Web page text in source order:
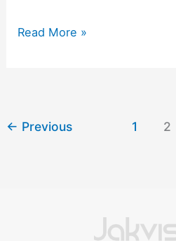
Read More »
← Previous 1 2